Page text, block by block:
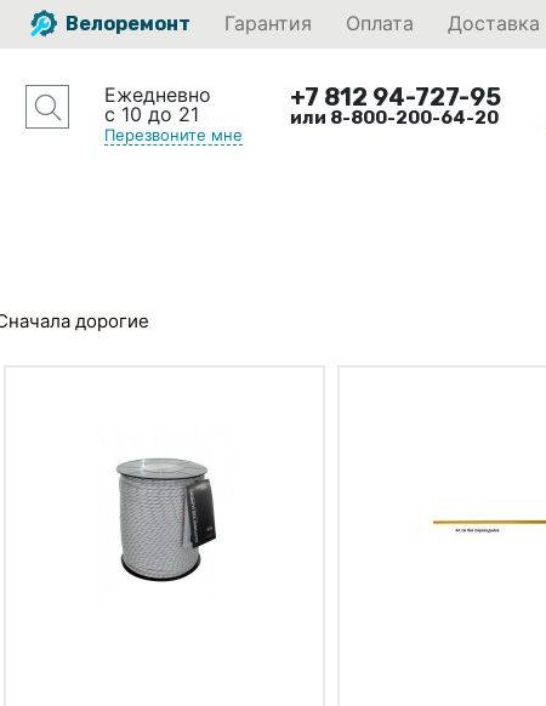
Велоремонт Гарантия Оплата Доставка
Ежедневно
с 10 до 21
Перезвоните мне
+7 812 94-727-95
или 8-800-200-64-20
дорогие